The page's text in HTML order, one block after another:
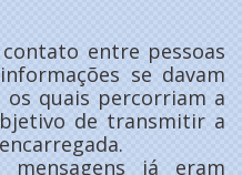
entre pessoas
se davam
os quais percorriam a
de transmitir a
mensagens já eram